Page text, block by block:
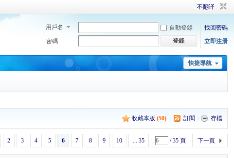
不翻译
用戶名 自動登錄
找回密碼
密碼
登錄 立即注册
快捷導航
收藏本版 (50) 訂閱 存檔
2 3 4 5 6 7 8 9 10 ... 35 / 35 頁 下一頁